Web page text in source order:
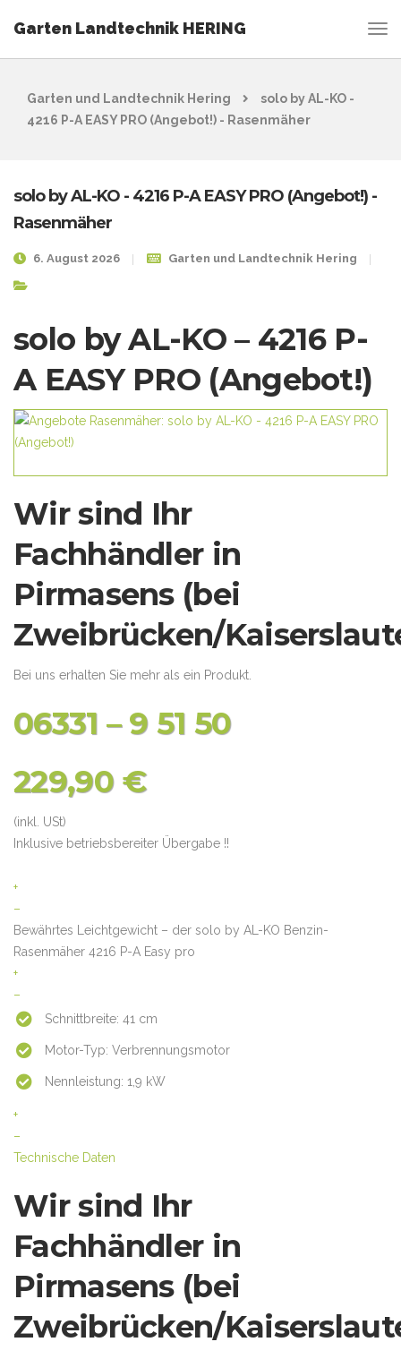
Garten Landtechnik HERING
Garten und Landtechnik Hering
solo by AL-KO -
4216 P-A EASY PRO (Angebot!) - Rasenmäher
solo by AL-KO - 4216 P-A EASY PRO (Angebot!) -
Rasenmäher
6. August 2026 Garten und Landtechnik Hering
solo by AL-KO – 4216 P-
A EASY PRO (Angebot!)
Wir sind Ihr
Fachhändler in
Pirmasens (bei
Zweibrücken/
Bei uns erhalten Sie mehr als ein Produkt.
06331 – 9 51 50
229,90 €
(inkl. USt)
Inklusive betriebsbereiter Übergabe !!
+
–
Bewährtes Leichtgewicht – der solo by AL-KO Benzin-
Rasenmäher 4216 P-A Easy pro
+
–
Schnittbreite: 41 cm
Motor-Typ: Verbrennungsmotor
Nennleistung: 1,9 kW
+
–
Technische Daten
Wir sind Ihr
Fachhändler in
Pirmasens (bei
Zweibrücken/